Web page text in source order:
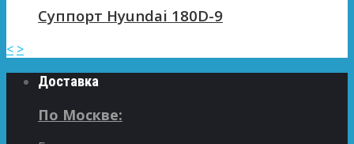
Суппорт Hyundai 180D-9
< >
Доставка
По Москве: